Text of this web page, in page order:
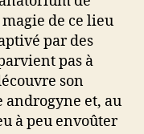
magie de ce lieu
par des
pas à
son
androgyne et, au
à peu envoûter